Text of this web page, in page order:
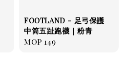
FOOTLAND - 足弓保護
中筒五趾跑襪｜粉青
Regular
MOP 149